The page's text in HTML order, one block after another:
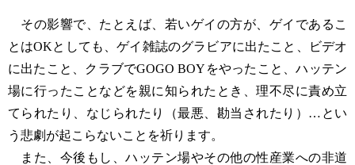
その影響で、たとえば、若いゲイの方が、ゲイであるこ
とはOKとしても、ゲイ雑誌のグラビアに出たこと、ビデオ
に出たこと、クラブでGOGO BOYをやったこと、ハッテン
場に行ったことなどを親に知られたとき、理不尽に責め立
てられたり、なじられたり（最悪、勘当されたり）…とい
う悲劇が起こらないことを祈ります。
また、今後もし、ハッテン場やその他の性産業への非道